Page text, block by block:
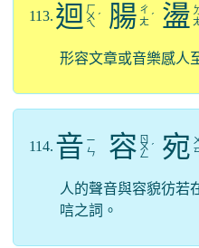
113. 迴 ㄏ
ㄨ
ㄟ
ˊ 腸 ㄔ
ㄤ ˊ 盪
形容文章或音樂感人
114. 音 ㄧ
ㄣ
容 ㄖ
ㄨ
ㄥ
ˊ 宛
人的聲音與容貌彷若
唁之詞。